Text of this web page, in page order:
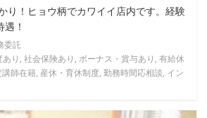
り！ヒョウ柄でカワイイ店内です。経験
！
委託
り, 社会保険あり, ボーナス・賞与あり, 有給休
師在籍, 産休・育休制度, 勤務時間応相談, イン